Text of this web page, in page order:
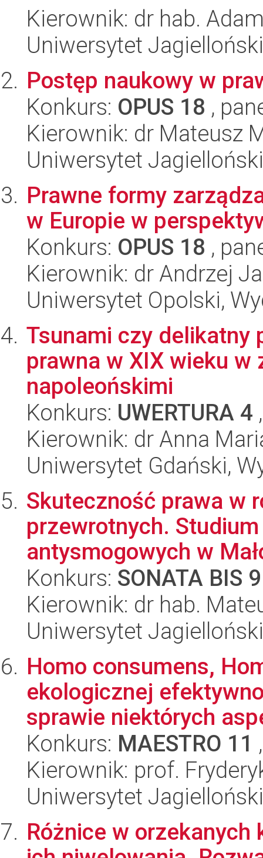
Kierownik: dr hab.
Uniwersytet
Postęp naukowy w
Konkurs: OPUS 18 ,
Kierownik: dr Mateusz
Uniwersytet
Prawne formy
w Europie w
Konkurs: OPUS 18 ,
Kierownik: dr Andrzej
Uniwersytet Opolski,
Tsunami czy delikatny
prawna w XIX wieku
napoleońskimi
Konkurs: UWERTURA 4
Kierownik: dr Anna
Uniwersytet Gdański,
Skuteczność prawa w
przewrotnych.
antysmogowych w
Konkurs: SONATA BIS 9
Kierownik: dr hab.
Uniwersytet
Homo consumens,
ekologicznej
sprawie niektórych
Konkurs: MAESTRO 11
Kierownik: prof.
Uniwersytet
Różnice w orzekanych